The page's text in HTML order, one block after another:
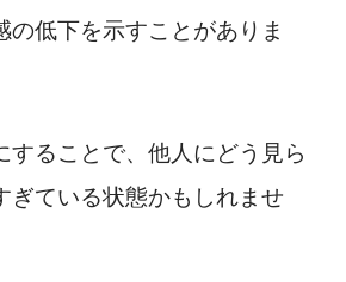
の低下を示すことがありま
することで、他人にどう見ら
ぎている状態かもしれませ